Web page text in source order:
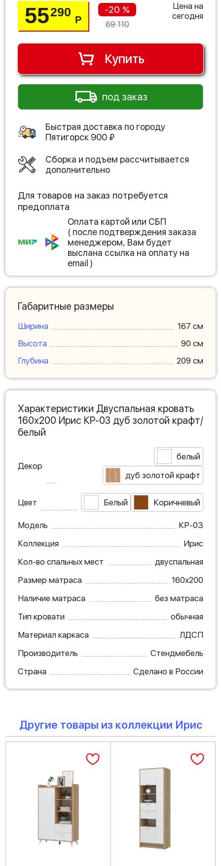
55290
Р
-20 %
69 110
Цена на
сегодня
Купить
под заказ
Быстрая доставка по городу
Пятигорск 900 ₽
Сборка и подъем рассчитывается
дополнительно
Для товаров на заказ потребуется
предоплата
Оплата картой или СБП
( после подтверждения заказа
менеджером, Вам будет
выслана ссылка на оплату на
email )
Габаритные размеры
Ширина
167 см
Высота
90 см
Глубина
209 см
Характеристики Двуспальная кровать
160х200 Ирис КР-03 дуб золотой крафт/
белый
Декор
белый
дуб золотой крафт
Цвет Белый Коричневый
Модель
КР-03
Коллекция
Ирис
Кол-во спальных мест
двуспальная
Размер матраса
160х200
Наличие матраса
без матраса
Тип кровати
обычная
Материал каркаса
ЛДСП
Производитель
Стендмебель
Страна
Сделано в России
Другие товары из коллекции Ирис